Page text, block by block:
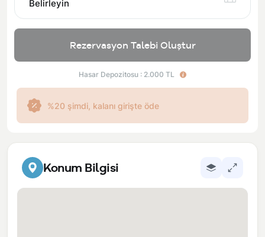
Konum Bilgisi
Belirleyin
Rezervasyon Talebi Oluştur
Hasar Depozitosu : 2.000 TL
%20 şimdi, kalanı girişte öde